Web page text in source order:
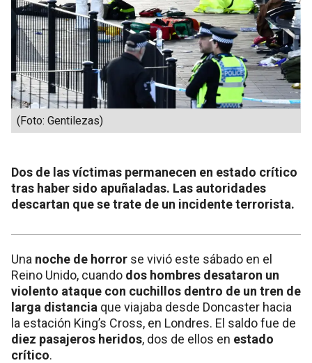
(Foto: Gentilezas)
Dos de las víctimas permanecen en estado crítico
tras haber sido apuñaladas. Las autoridades
descartan que se trate de un incidente terrorista.
Una noche de horror se vivió este sábado en el
Reino Unido, cuando dos hombres desataron un
violento ataque con cuchillos dentro de un tren de
larga distancia que viajaba desde Doncaster hacia
la estación King’s Cross, en Londres. El saldo fue de
diez pasajeros heridos, dos de ellos en estado
crítico.